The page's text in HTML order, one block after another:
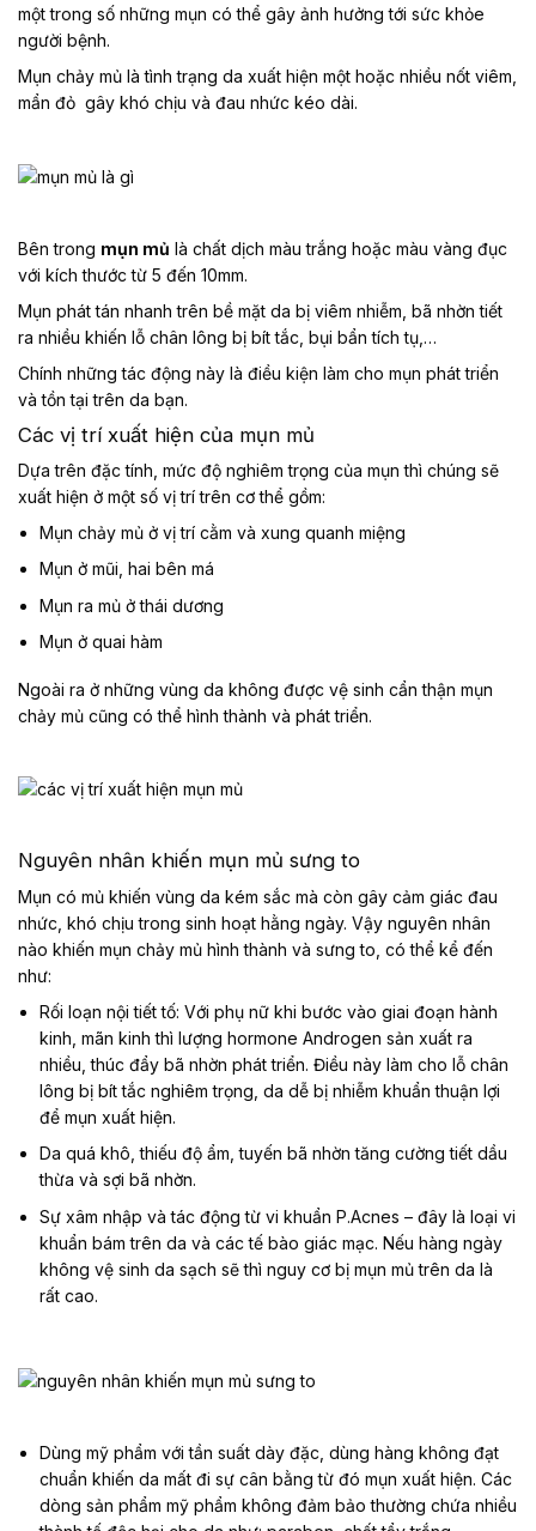
một trong số những mụn có thể gây ảnh hưởng tới sức khỏe
người bệnh.
Mụn chảy mủ là tình trạng da xuất hiện một hoặc nhiều nốt viêm,
mẩn đỏ gây khó chịu và đau nhức kéo dài.
Bên trong mụn mủ là chất dịch màu trắng hoặc màu vàng đục
với kích thước từ 5 đến 10mm.
Mụn phát tán nhanh trên bề mặt da bị viêm nhiễm, bã nhờn tiết
ra nhiều khiến lỗ chân lông bị bít tắc, bụi bẩn tích tụ,…
Chính những tác động này là điều kiện làm cho mụn phát triển
và tồn tại trên da bạn.
Các vị trí xuất hiện của mụn mủ
Dựa trên đặc tính, mức độ nghiêm trọng của mụn thì chúng sẽ
xuất hiện ở một số vị trí trên cơ thể gồm:
Mụn chảy mủ ở vị trí cằm và xung quanh miệng
Mụn ở mũi, hai bên má
Mụn ra mủ ở thái dương
Mụn ở quai hàm
Ngoài ra ở những vùng da không được vệ sinh cẩn thận mụn
chảy mủ cũng có thể hình thành và phát triển.
Nguyên nhân khiến mụn mủ sưng to
Mụn có mủ khiến vùng da kém sắc mà còn gây cảm giác đau
nhức, khó chịu trong sinh hoạt hằng ngày. Vậy nguyên nhân
nào khiến mụn chảy mủ hình thành và sưng to, có thể kể đến
như:
Rối loạn nội tiết tố: Với phụ nữ khi bước vào giai đoạn hành
kinh, mãn kinh thì lượng hormone Androgen sản xuất ra
nhiều, thúc đẩy bã nhờn phát triển. Điều này làm cho lỗ chân
lông bị bít tắc nghiêm trọng, da dễ bị nhiễm khuẩn thuận lợi
để mụn xuất hiện.
Da quá khô, thiếu độ ẩm, tuyến bã nhờn tăng cường tiết dầu
thừa và sợi bã nhờn.
Sự xâm nhập và tác động từ vi khuẩn P.Acnes – đây là loại vi
khuẩn bám trên da và các tế bào giác mạc. Nếu hàng ngày
không vệ sinh da sạch sẽ thì nguy cơ bị mụn mủ trên da là
rất cao.
Dùng mỹ phẩm với tần suất dày đặc, dùng hàng không đạt
chuẩn khiến da mất đi sự cân bằng từ đó mụn xuất hiện. Các
dòng sản phẩm mỹ phẩm không đảm bảo thường chứa nhiều